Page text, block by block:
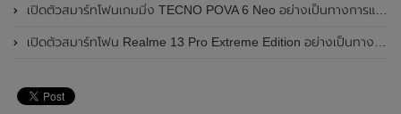
เปิดตัวสมาร์ทโฟนเกมมิ่ง TECNO POVA 6 Neo อย่างเป็นทางการแล้วในประเทศไทย ในราคา 8,499 บาท
เปิดตัวสมาร์ทโฟน Realme 13 Pro Extreme Edition อย่างเป็นทางการแล้วในประเทศจีน